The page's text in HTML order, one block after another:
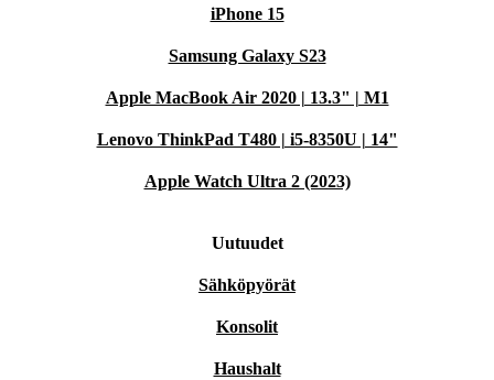
iPhone 15
Samsung Galaxy S23
Apple MacBook Air 2020 | 13.3" | M1
Lenovo ThinkPad T480 | i5-8350U | 14"
Apple Watch Ultra 2 (2023)
Uutuudet
Sähköpyörät
Konsolit
Haushalt